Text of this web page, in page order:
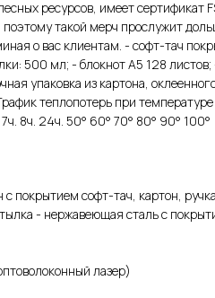
ресурсов, имеет сертификат
такой мерч прослужит
о вас клиентам. - софт-тач
500 мл; - блокнот А5 128 листов;
упаковка из картона,
теплопотерь при
8ч. 24ч. 50° 60° 70° 80° 90° 100°
с покрытием софт-тач, картон,
- нержавеющая cталь с
лазер)